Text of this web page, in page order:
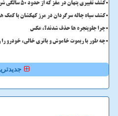
کشف تغییری پنهان در مغز که از حدود 50 سالگی شروع می شود
کشف سیاه چاله سرگردان در مرز کهکشان با
چرا جلوپنجره ها حذف شدند؟، عکس
چه طور با ریموت خاموش و باتری خالی، خودرو را